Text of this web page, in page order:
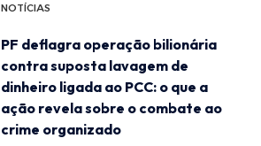
NOTÍCIAS
PF deflagra operação bilionária
contra suposta lavagem de
dinheiro ligada ao PCC: o que a
ação revela sobre o combate ao
crime organizado